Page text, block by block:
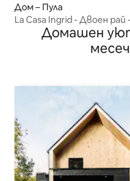
Дом – Пула
La Casa Ingrid - Двоен
Домашен